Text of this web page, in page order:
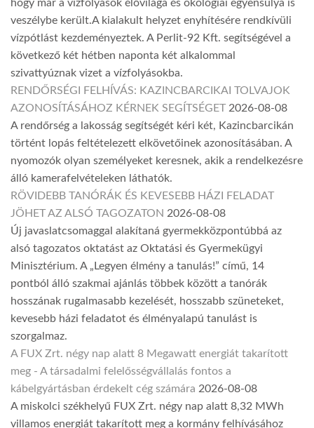
hogy már a vízfolyások élővilága és ökológiai egyensúlya is
veszélybe került.A kialakult helyzet enyhítésére rendkívüli
vízpótlást kezdeményeztek. A Perlit-92 Kft. segítségével a
következő két hétben naponta két alkalommal
szivattyúznak vizet a vízfolyásokba.
RENDŐRSÉGI FELHÍVÁS: KAZINCBARCIKAI TOLVAJOK
AZONOSÍTÁSÁHOZ KÉRNEK SEGÍTSÉGET 2026-08-08
A rendőrség a lakosság segítségét kéri két, Kazincbarcikán
történt lopás feltételezett elkövetőinek azonosításában. A
nyomozók olyan személyeket keresnek, akik a rendelkezésre
álló kamerafelvételeken láthatók.
RÖVIDEBB TANÓRÁK ÉS KEVESEBB HÁZI FELADAT
JÖHET AZ ALSÓ TAGOZATON 2026-08-08
Új javaslatcsomaggal alakítaná gyermekközpontúbbá az
alsó tagozatos oktatást az Oktatási és Gyermekügyi
Minisztérium. A „Legyen élmény a tanulás!” című, 14
pontból álló szakmai ajánlás többek között a tanórák
hosszának rugalmasabb kezelését, hosszabb szüneteket,
kevesebb házi feladatot és élményalapú tanulást is
szorgalmaz.
A FUX Zrt. négy nap alatt 8 Megawatt energiát takarított
meg - A társadalmi felelősségvállalás fontos a
kábelgyártásban érdekelt cég számára 2026-08-08
A miskolci székhelyű FUX Zrt. négy nap alatt 8,32 MWh
villamos energiát takarított meg a kormány felhívásához